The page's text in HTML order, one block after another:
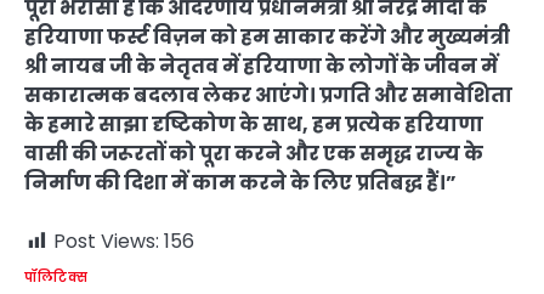
पूरा भरोसा है कि आदरणीय प्रधानमंत्री श्री नरेंद्र मोदी के
हरियाणा फर्स्ट विज़न को हम साकार करेंगे और मुख्यमंत्री
श्री नायब जी के नेतृतव में हरियाणा के लोगों के जीवन में
सकारात्मक बदलाव लेकर आएंगे। प्रगति और समावेशिता
के हमारे साझा दृष्टिकोण के साथ, हम प्रत्येक हरियाणा
वासी की जरूरतों को पूरा करने और एक समृद्ध राज्य के
निर्माण की दिशा में काम करने के लिए प्रतिबद्ध हैं।”
Post Views: 156
पॉलिटिक्स